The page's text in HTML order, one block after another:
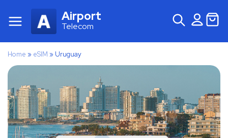
Airport
Telecom
Home » eSIM » Uruguay